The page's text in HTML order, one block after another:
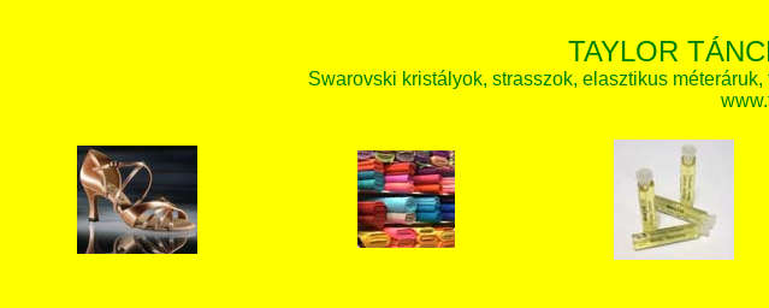
TAYLOR
Swarovski kristályok, strasszok, elasztikus